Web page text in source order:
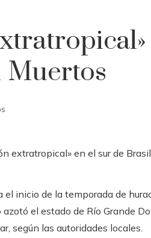
Muertos
el inicio de la temporada de
el estado de Río Grande
según las autoridades locales.